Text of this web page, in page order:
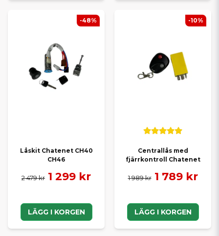
Låskit Chatenet CH40
CH46
2 479 kr 1 299 kr
LÄGG I KORGEN
-48%
Centrallås med
fjärrkontroll Chatenet
1 989 kr 1 789 kr
LÄGG I KORGEN
-10%